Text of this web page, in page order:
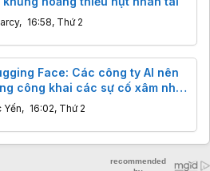
, 16:58, Thứ 2
Face: Các công ty AI nên
công khai các sự cố xâm nhập
Yến, 16:02, Thứ 2